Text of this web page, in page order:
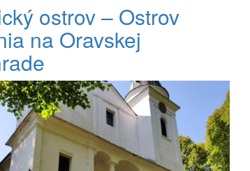
ostrov – Ostrov
na Oravskej